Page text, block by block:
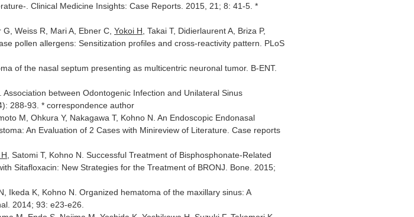
. Clinical Medicine Insights: Case Reports. 2015, 21; 8: 41-5. *
Weiss R, Mari A, Ebner C, Yokoi H , Takai T, Didierlaurent A, Briza P,
pollen allergens: Sensitization profiles and cross-reactivity pattern. PLoS
of the nasal septum presenting as multicentric neuronal tumor. B-ENT.
Association between Odontogenic Infection and Unilateral Sinus
288-93. * correspondence author
M, Ohkura Y, Nakagawa T, Kohno N. An Endoscopic Endonasal
An Evaluation of 2 Cases with Minireview of Literature. Case reports
, Satomi T, Kohno N. Successful Treatment of Bisphosphonate-Related
Sitafloxacin: New Strategies for the Treatment of BRONJ. Bone. 2015;
Ikeda K, Kohno N. Organized hematoma of the maxillary sinus: A
2014; 93: e23-e26.